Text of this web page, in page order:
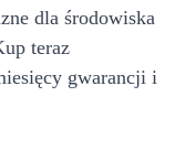
dla środowiska
teraz
gwarancji i